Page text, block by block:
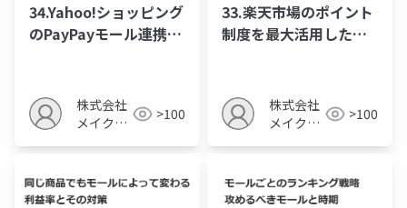
34.Yahoo!ショッピング
のPayPayモール連携活
株式会社
メイクア
>100
33.楽天市場のポイント
制度を最大活用した販
株式会社
メイクア
>100